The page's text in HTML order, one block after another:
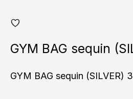
fav
GYM BAG sequin
GYM BAG sequin (SILVER)